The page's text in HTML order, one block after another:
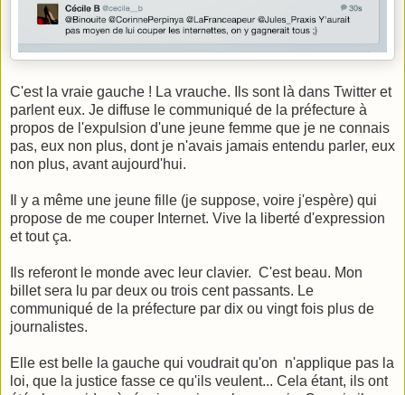
C'est la vraie gauche ! La vrauche. Ils sont là dans Twitter et
parlent eux. Je diffuse le communiqué de la préfecture à
propos de l'expulsion d'une jeune femme que je ne connais
pas, eux non plus, dont je n'avais jamais entendu parler, eux
non plus, avant aujourd'hui.
Il y a même une jeune fille (je suppose, voire j'espère) qui
propose de me couper Internet. Vive la liberté d'expression
et tout ça.
Ils referont le monde avec leur clavier. C'est beau. Mon
billet sera lu par deux ou trois cent passants. Le
communiqué de la préfecture par dix ou vingt fois plus de
journalistes.
Elle est belle la gauche qui voudrait qu'on n'applique pas la
loi, que la justice fasse ce qu'ils veulent... Cela étant, ils ont